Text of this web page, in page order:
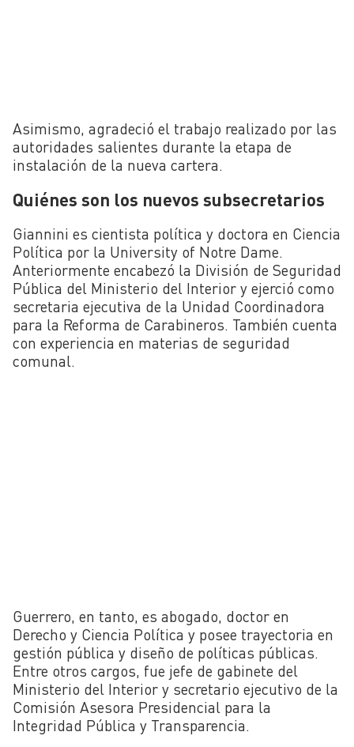
Asimismo, agradeció el trabajo realizado por las
autoridades salientes durante la etapa de
instalación de la nueva cartera.
Quiénes son los nuevos subsecretarios
Giannini es cientista política y doctora en Ciencia
Política por la University of Notre Dame.
Anteriormente encabezó la División de Seguridad
Pública del Ministerio del Interior y ejerció como
secretaria ejecutiva de la Unidad Coordinadora
para la Reforma de Carabineros. También cuenta
con experiencia en materias de seguridad
comunal.
Guerrero, en tanto, es abogado, doctor en
Derecho y Ciencia Política y posee trayectoria en
gestión pública y diseño de políticas públicas.
Entre otros cargos, fue jefe de gabinete del
Ministerio del Interior y secretario ejecutivo de la
Comisión Asesora Presidencial para la
Integridad Pública y Transparencia.